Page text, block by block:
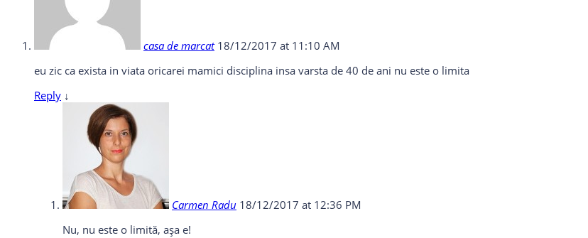
casa de marcat 18/12/2017 at 11:10 AM
eu zic ca exista in viata oricarei mamici disciplina insa varsta de 40 de ani nu este o limita
Reply ↓
Carmen Radu 18/12/2017 at 12:36 PM
Nu, nu este o limită, așa e!